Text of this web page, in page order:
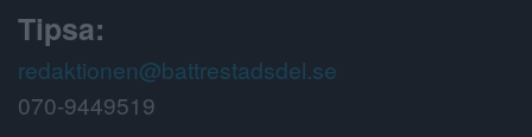
Tipsa:
redaktionen@battrestadsdel.se
070-9449519